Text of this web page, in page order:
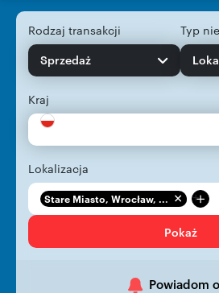
Rodzaj transakcji
Sprzedaż
Typ
Kraj
Lokalizacja
Stare Miasto, Wrocław, ... +
Pokaż
Powiadom